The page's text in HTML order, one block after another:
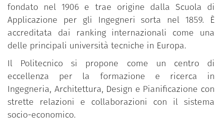
fondato nel 1906 e trae origine dalla Scuola di
Applicazione per gli Ingegneri sorta nel 1859. È
accreditata dai ranking internazionali come una
delle principali università tecniche in Europa.
Il Politecnico si propone come un centro di
eccellenza per la formazione e ricerca in
Ingegneria, Architettura, Design e Pianificazione con
strette relazioni e collaborazioni con il sistema
socio-economico.